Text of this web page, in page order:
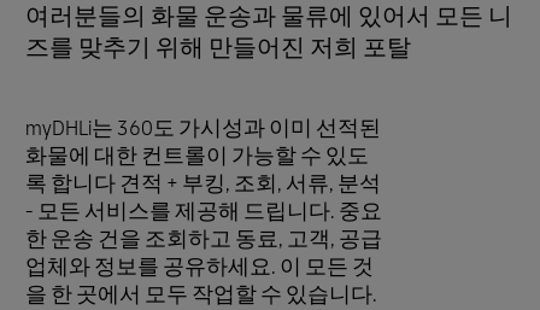
여러분들의 화물 운송과 물류에 있어서 모든 니
즈를 맞추기 위해 만들어진 저희 포탈
myDHLi는 360도 가시성과 이미 선적된
화물에 대한 컨트롤이 가능할 수 있도
록 합니다 견적 + 부킹, 조회, 서류, 분석
- 모든 서비스를 제공해 드립니다. 중요
한 운송 건을 조회하고 동료, 고객, 공급
업체와 정보를 공유하세요. 이 모든 것
을 한 곳에서 모두 작업할 수 있습니다.